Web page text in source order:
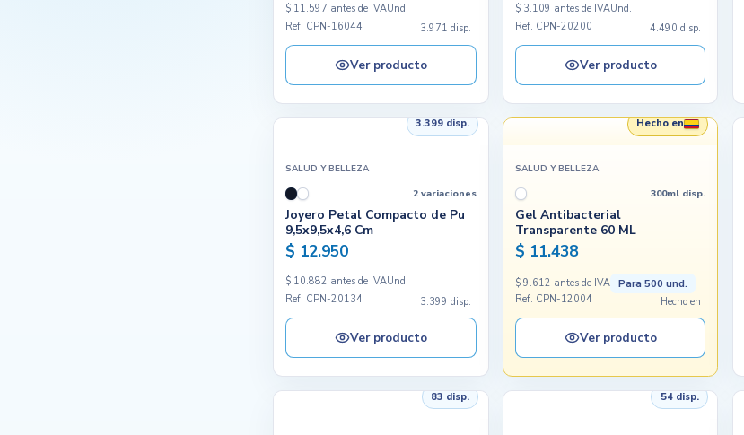
$ 11.597 antes de IVAUnd.
Ref. CPN-16044
3.971 disp.
Ver producto
$ 3.109 antes de IVAUnd.
Ref. CPN-20200
4.490 disp.
Ver producto
3.399 disp.
SALUD Y BELLEZA
2 variaciones
Joyero Petal Compacto de Pu
9,5x9,5x4,6 Cm
$ 12.950
$ 10.882 antes de IVAUnd.
Ref. CPN-20134
3.399 disp.
Ver producto
Hecho en
SALUD Y BELLEZA
300ml disp.
Gel Antibacterial
Transparente 60 ML
$ 11.438
$ 9.612 antes de IVA Para 500 und.
Ref. CPN-12004 Hecho en
Ver producto
83 disp. 54 disp.